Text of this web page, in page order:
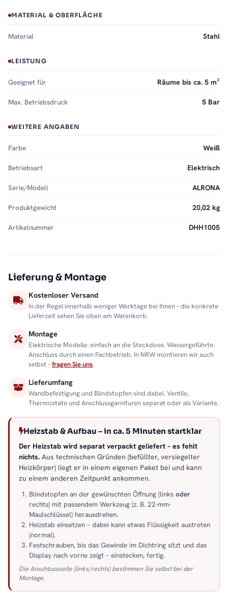
MATERIAL & OBERFLÄCHE
Material Stahl
LEISTUNG
Geeignet für Räume bis ca. 5 m²
Max. Betriebsdruck 5 Bar
WEITERE ANGABEN
Farbe Weiß
Betriebsart Elektrisch
Serie/Modell ALRONA
Produktgewicht 20,02 kg
Artikelnummer DHH1005
Lieferung & Montage
Kostenloser Versand
In der Regel innerhalb weniger Werktage bei Ihnen – die konkrete
Lieferzeit sehen Sie oben am Warenkorb.
Montage
Elektrische Modelle: einfach an die Steckdose. Wassergeführte:
Anschluss durch einen Fachbetrieb. In NRW montieren wir auch
selbst –fragen Sie uns.
Lieferumfang
Wandbefestigung und Blindstopfen sind dabei. Ventile,
Thermostate und Anschlussgarnituren separat oder als Variante.
Heizstab & Aufbau – in ca. 5 Minuten startklar
Der Heizstab wird separat verpackt geliefert – es fehlt
nichts. Aus technischen Gründen (befüllter, versiegelter
Heizkörper) liegt er in einem eigenen Paket bei und kann
zu einem anderen Zeitpunkt ankommen.
Blindstopfen an der gewünschten Öffnung (links oder
rechts) mit passendem Werkzeug (z. B. 22-mm-
Maulschlüssel) herausdrehen.
Heizstab einsetzen – dabei kann etwas Flüssigkeit austreten
(normal).
Festschrauben, bis das Gewinde im Dichtring sitzt und das
Display nach vorne zeigt – einstecken, fertig.
Die Anschlussseite (links/rechts) bestimmen Sie selbst bei der
Montage.